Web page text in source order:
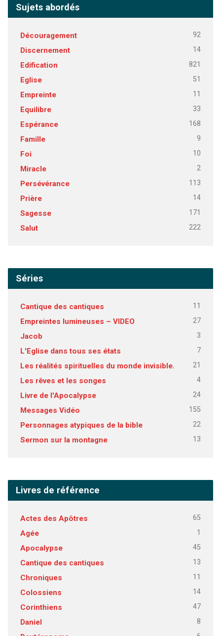
Sujets abordés
Découragement 92
Discernement 14
Edification 821
Eglise 51
Empreinte 11
Equilibre 33
Espérance 168
Famille 9
Foi 10
Miracle 2
Persévérance 113
Prière 14
Sagesse 171
Salut 222
Séries
Cantique des cantiques 11
Empreintes lumineuses – VIDEO 27
Jacob 3
L'Eglise dans tous ses états 7
Les réalités spirituelles du monde invisible. 21
Les rêves et les songes 4
Livre de l'Apocalypse 24
Messages Vidéo 155
Personnages atypiques de la bible 22
Sermon sur la montagne 13
Livres de référence
Actes des Apôtres 65
Agée 1
Apocalypse 45
Cantique des cantiques 13
Chroniques 11
Colossiens 14
Corinthiens 47
Daniel 8